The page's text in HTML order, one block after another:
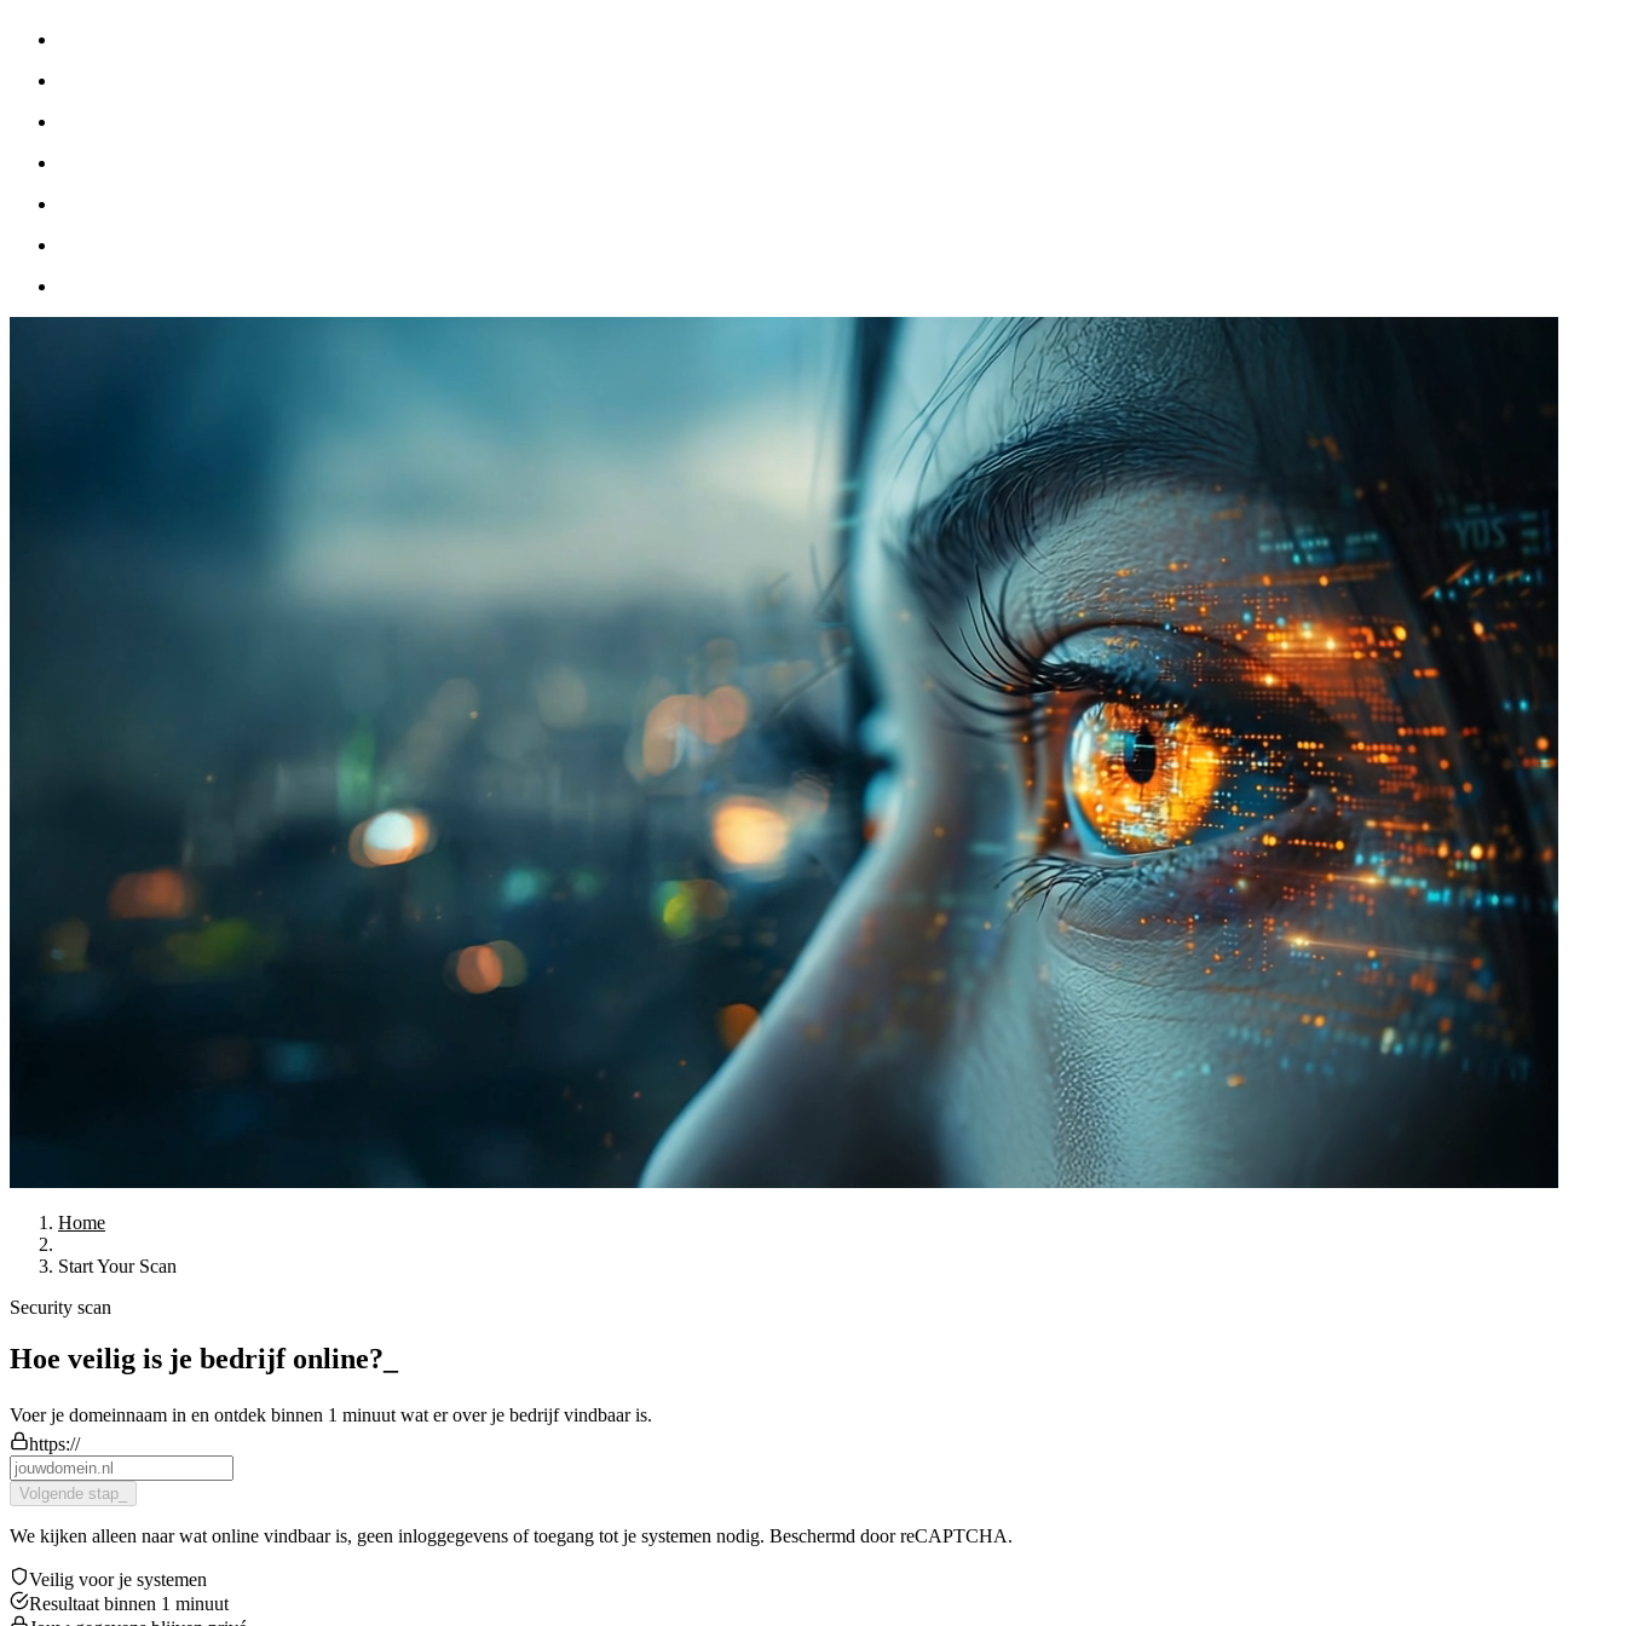
Home
Start Your Scan
Security scan
Hoe veilig is je bedrijf online?
Voer je domeinnaam in en ontdek binnen 1 minuut wat er over je bedrijf vindbaar is.
https://
Volgende stap
We kijken alleen naar wat online vindbaar is, geen inloggegevens of toegang tot je systemen nodig. Beschermd door reCAPTCHA.
Veilig voor je systemen
Resultaat binnen 1 minuut